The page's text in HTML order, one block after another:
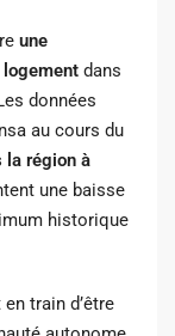
une
logement dans
données
au cours du
la région à
une baisse
historique
train d’être